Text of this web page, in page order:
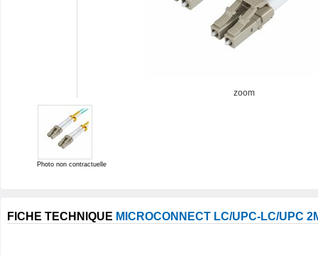
zoom
Photo non contractuelle
FICHE TECHNIQUE MICROCONNECT LC/UPC-LC/UPC